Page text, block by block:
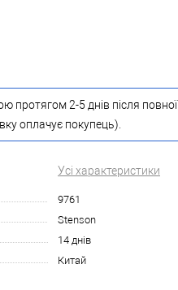
протягом 2-5 днів після повної
оплачує покупець).
Усі характеристики
9761
Stenson
14 днів
Китай